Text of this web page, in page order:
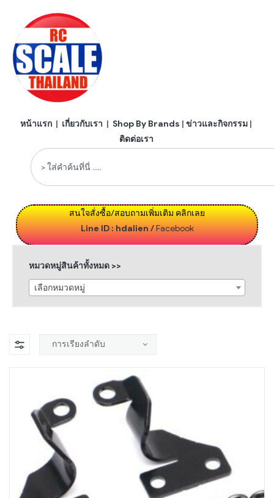
หน้าแรก | เกี่ยวกับเรา | Shop By Brands | ข่าวและกิจกรรม |
ติดต่อเรา
สนใจสั่งซื้อ/สอบถามเพิ่มเติม คลิกเลย
Line ID : hdalien/Facebook
หมวดหมู่สินค้าทั้งหมด >>
เลือกหมวดหมู่